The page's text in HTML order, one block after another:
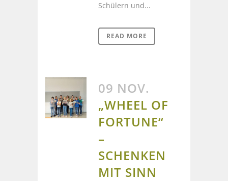
Schülern und...
READ MORE
09 NOV.
„WHEEL OF
FORTUNE“
–
SCHENKEN
MIT SINN